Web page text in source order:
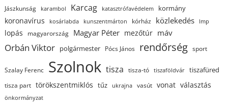
Jászkunság karambol Karcag katasztrófavédelem kormány
koronavírus kosárlabda kunszentmárton kórház közlekedés lmp
lopás magyarország Magyar Péter mezőtúr máv
Orbán Viktor polgármester Pócs János rendőrség sport
Szalay Ferenc Szolnok tisza tisza-tó tiszaföldvár tiszafüred
tisza part törökszentmiklós tűz ukrajna vasút vonat választás
önkormányzat